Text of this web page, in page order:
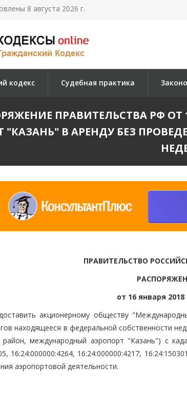
8 августа 2026 г.
кодекс Судебная практика
ПРАВИТЕЛЬСТВА РФ
"КАЗАНЬ" В АРЕНДУ БЕЗ
ПРАВИТЕЛЬСТВО
от 16 января 2018
акционерному обществу
находящееся в федеральной собственности
международный аэропорт "Казань") с
16:24:000000:4264, 16:24:000000:4217,
аэропортовой деятельности.